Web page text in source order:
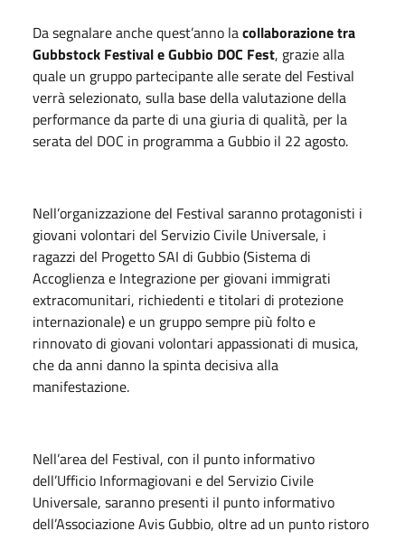
Da segnalare anche quest’anno lacollaborazione tra
Gubbstock Festival e Gubbio DOC Fest, grazie alla
quale un gruppo partecipante alle serate del Festival
verrà selezionato, sulla base della valutazione della
performance da parte di una giuria di qualità, per la
serata del DOC in programma a Gubbio il 22 agosto.
Nell’organizzazione del Festival saranno protagonisti i
giovani volontari del Servizio Civile Universale, i
ragazzi del Progetto SAI di Gubbio (Sistema di
Accoglienza e Integrazione per giovani immigrati
extracomunitari, richiedenti e titolari di protezione
internazionale) e un gruppo sempre più folto e
rinnovato di giovani volontari appassionati di musica,
che da anni danno la spinta decisiva alla
manifestazione.
Nell’area del Festival, con il punto informativo
dell’Ufficio Informagiovani e del Servizio Civile
Universale, saranno presenti il punto informativo
dell’Associazione Avis Gubbio, oltre ad un punto ristoro